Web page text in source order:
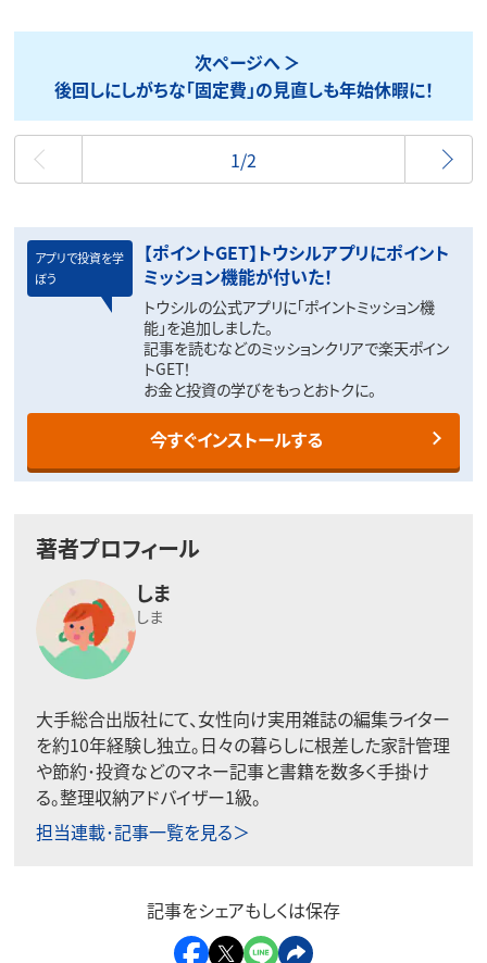
次ページへ
後回しにしがちな「固定費」の見直しも年始休暇に！
最初
1/2
アプリで投資を学
ぼう
【ポイントGET】トウシルアプリにポイント
ミッション機能が付いた！
トウシルの公式アプリに「ポイントミッション機
能」を追加しました。
記事を読むなどのミッションクリアで楽天ポイン
トGET！
お金と投資の学びをもっとおトクに。
今すぐインストールする
著者プロフィール
しま
しま
大手総合出版社にて、女性向け実用雑誌の編集ライター
を約10年経験し独立。日々の暮らしに根差した家計管理
や節約･投資などのマネー記事と書籍を数多く手掛け
る。整理収納アドバイザー1級。
担当連載･記事一覧を見る＞
記事をシェアもしくは保存